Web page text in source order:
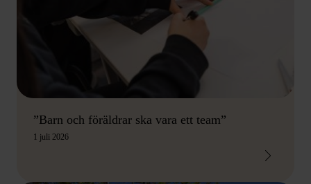
”Barn och föräldrar ska vara ett team”
1 juli 2026